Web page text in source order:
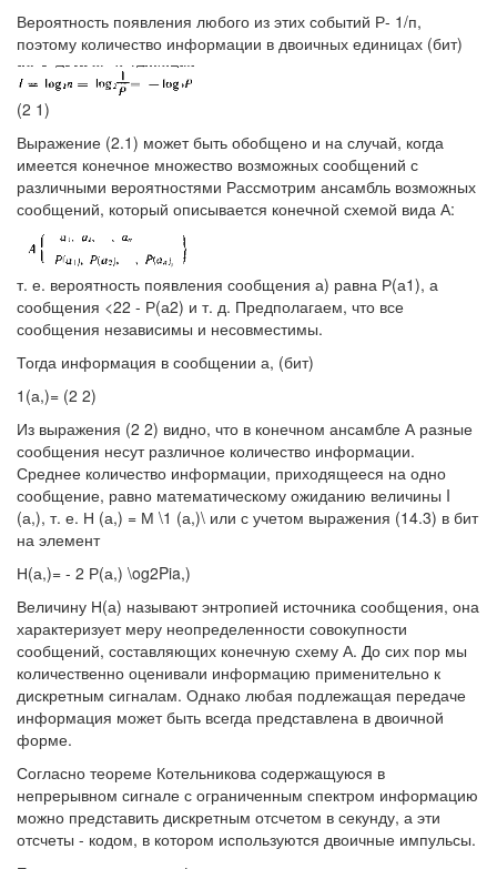
Вероятность появления любого из этих событий Р- 1/п,
поэтому количество информации в двоичных единицах (бит)
(2 1)
Выражение (2.1) может быть обобщено и на случай, когда
имеется конечное множество возможных сообщений с
различными вероятностями Рассмотрим ансамбль возможных
сообщений, который описывается конечной схемой вида А:
т. е. вероятность появления сообщения а) равна Р(а1), а
сообщения <22 - Р(а2) и т. д. Предполагаем, что все
сообщения независимы и несовместимы.
Тогда информация в сообщении а, (бит)
1(а,)= (2 2)
Из выражения (2 2) видно, что в конечном ансамбле А разные
сообщения несут различное количество информации.
Среднее количество информации, приходящееся на одно
сообщение, равно математическому ожиданию величины I
(а,), т. е. Н (а,) = М \1 (а,)\ или с учетом выражения (14.3) в бит
на элемент
Н(а,)= - 2 Р(а,) \og2Pia,)
Величину Н(а) называют энтропией источника сообщения, она
характеризует меру неопределенности совокупности
сообщений, составляющих конечную схему А. До сих пор мы
количественно оценивали информацию применительно к
дискретным сигналам. Однако любая подлежащая передаче
информация может быть всегда представлена в двоичной
форме.
Согласно теореме Котельникова содержащуюся в
непрерывном сигнале с ограниченным спектром информацию
можно представить дискретным отсчетом в секунду, а эти
отсчеты - кодом, в котором используются двоичные импульсы.